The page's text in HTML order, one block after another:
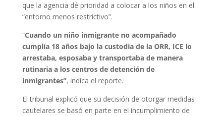
que la agencia dé prioridad a colocar a los niños en el
“entorno menos restrictivo”.
“Cuando un niño inmigrante no acompañado
cumplía 18 años bajo la custodia de la ORR, ICE lo
arrestaba, esposaba y transportaba de manera
rutinaria a los centros de detención de
inmigrantes”, indica el reporte.
El tribunal explicó que su decisión de otorgar medidas
cautelares se basó en parte en el incumplimiento de